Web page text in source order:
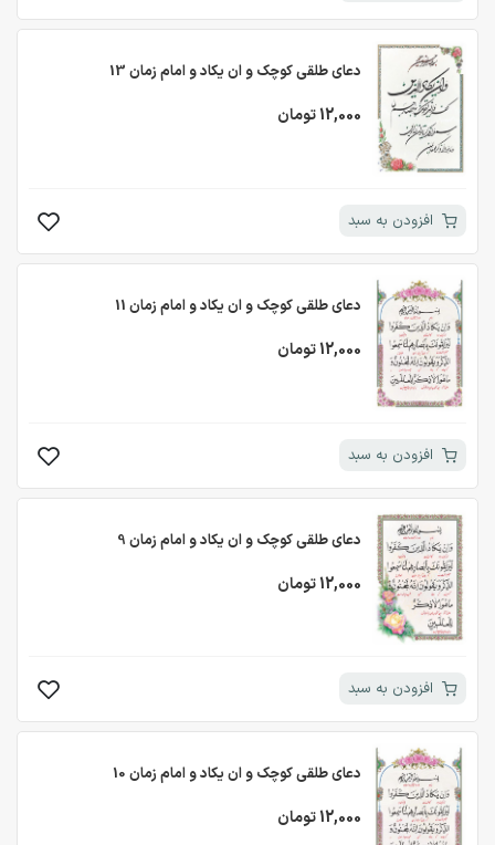
دعای طلقی کوچک و ان یکاد و امام زمان 13
12,000 تومان
افزودن به سبد
دعای طلقی کوچک و ان یکاد و امام زمان 11
12,000 تومان
افزودن به سبد
دعای طلقی کوچک و ان یکاد و امام زمان 9
12,000 تومان
افزودن به سبد
دعای طلقی کوچک و ان یکاد و امام زمان 10
12,000 تومان